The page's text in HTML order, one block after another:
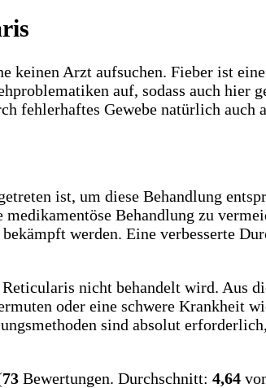
keinen Arzt aufsuchen. Fieber ist
auf, sodass auch hier
fehlerhaftes Gewebe natürlich
ist, um diese Behandlung
Behandlung zu
werden. Eine verbesserte
nicht behandelt wird. Aus
oder eine schwere Krankheit
sind absolut
73 Bewertungen. Durchschnitt: 4,64